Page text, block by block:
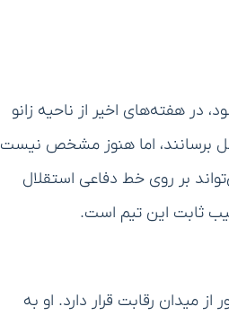
در هفته‌های اخیر از ناحیه زانو
برسانند، اما هنوز مشخص نیست
بر روی خط دفاعی استقلال
ثابت این تیم است.
میدان رقابت قرار دارد. او به